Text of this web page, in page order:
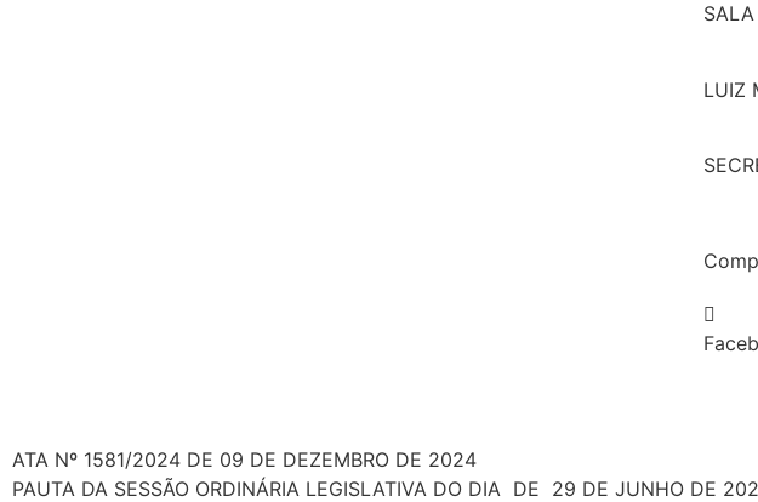
LUIZ
ATA Nº 1581/2024 DE 09 DE DEZEMBRO DE 2024
PAUTA DA SESSÃO ORDINÁRIA LEGISLATIVA DO DIA DE 29 DE JUNHO DE